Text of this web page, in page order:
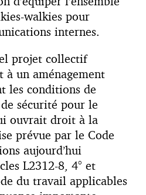
walkies pour
internes.
projet collectif
à un aménagement
les conditions de
sécurité pour le
ouvrait droit à la
prévue par le Code
aujourd’hui
L2312-8, 4° et
du travail applicables